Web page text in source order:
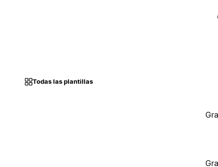
Todas las plantillas